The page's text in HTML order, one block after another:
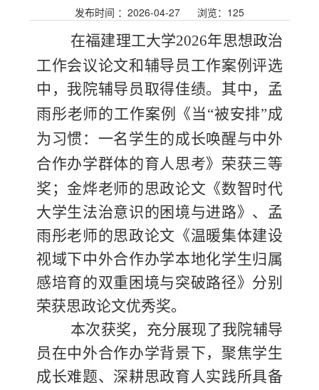
发布时间 ：2026-04-27 浏览： 125
在福建理工大学2026年思想政治
工作会议论文和辅导员工作案例评选
中，我院辅导员 取得佳绩。其中， 孟
雨彤老师的工作案例《当“被安排”成
为习惯：一名学生的成长唤醒与中外
合作办学群体的育人思考》荣获三等
奖；金烨老师的思政论文《数智时代
大学生法治意识的困境与进路》、孟
雨彤老师的思政论文《温暖集体建设
视域下中外合作办学本地化学生归属
感培育的双重困境与突破路径》 分别
荣获思政论文优秀奖。
本次获奖，充分展现了我院辅导
员在中外合作办学背景下，聚焦学生
成长难题、深耕思政育人实践所具备